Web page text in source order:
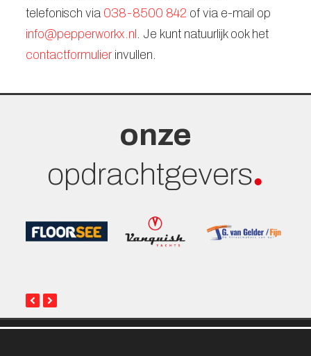
telefonisch via 038-8500 842 of via e-mail op
info@pepperworkx.nl. Je kunt natuurlijk ook het
contactformulier invullen.
onze
opdrachtgevers
previous